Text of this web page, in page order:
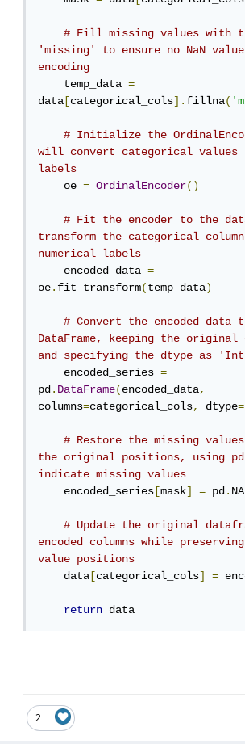
# Fill missing values with
'missing' to ensure no NaN
encoding
    temp_data
=
data [categorical_cols].fillna(
# Initialize the
will convert categorical values
labels
    oe
= OrdinalEncoder()
# Fit the encoder to the
transform the categorical
numerical labels
    encoded_data
=
oe.fit_transform(temp_data)
# Convert the encoded data
DataFrame, keeping the original
and specifying the dtype as
    encoded_series
=
pd.DataFrame(encoded_data,
columns=categorical_cols, dtype
# Restore the missing
the original positions, using
indicate missing values
    encoded_series
[mask] = pd.NA
# Update the original
encoded columns while
value positions
    data
[categorical_cols] =
return data
2